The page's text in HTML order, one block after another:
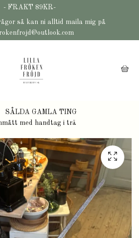
- FRAKT 89KR-
så kan ni alltid maila mig på
SÅLDA GAMLA TING
med handtag i trä